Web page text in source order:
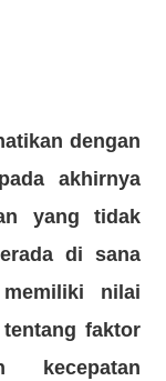
dengan
akhirnya
yang tidak
di sana
nilai
tentangfaktor